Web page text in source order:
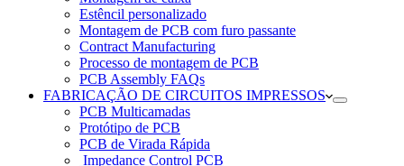
Estêncil personalizado
Montagem de PCB com furo passante
Contract Manufacturing
Processo de montagem de PCB
PCB Assembly FAQs
FABRICAÇÃO DE CIRCUITOS IMPRESSOS
PCB Multicamadas
Protótipo de PCB
PCB de Virada Rápida
Impedance Control PCB